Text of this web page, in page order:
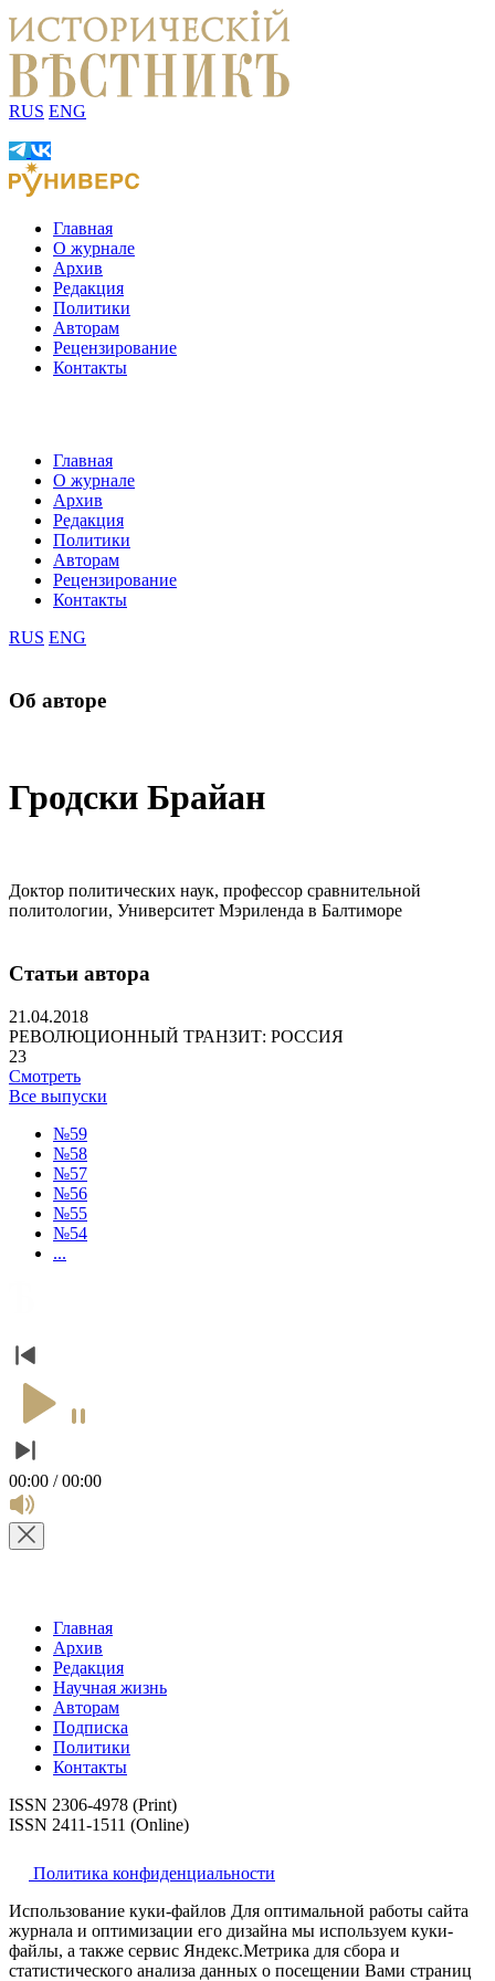
RUS ENG
Главная
О журнале
Архив
Редакция
Политики
Авторам
Рецензирование
Контакты
Главная
О журнале
Архив
Редакция
Политики
Авторам
Рецензирование
Контакты
RUS ENG
Об авторе
Гродски Брайан
Доктор политических наук, профессор сравнительной
политологии, Университет Мэриленда в Балтиморе
Статьи автора
21.04.2018
РЕВОЛЮЦИОННЫЙ ТРАНЗИТ: РОССИЯ
23
Смотреть
Все выпуски
№59
№58
№57
№56
№55
№54
...
00:00 / 00:00
Главная
Архив
Редакция
Научная жизнь
Авторам
Подписка
Политики
Контакты
ISSN 2306-4978 (Print)
ISSN 2411-1511 (Online)
Политика конфиденциальности
Использование куки-файлов Для оптимальной работы сайта
журнала и оптимизации его дизайна мы используем куки-
файлы, а также сервис Яндекс.Метрика для сбора и
статистического анализа данных о посещении Вами страниц